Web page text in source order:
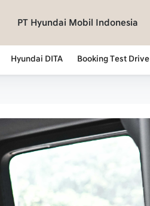
PT Hyundai Mobil Indonesia
Hyundai DITA Booking Test Drive